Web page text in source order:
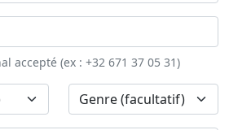
accepté (ex : +32 671 37 05 31)